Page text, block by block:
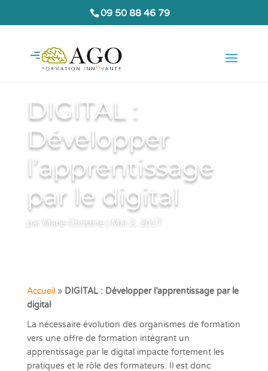
09 50 88 46 79
DIGITAL :
Développer
l’apprentissage
par le digital
par Marie-Christine Mar 2, 2017
Accueil» DIGITAL : Développer l’apprentissage par le
digital
La nécessaire évolution des organismes de formation
vers une offre de formation intégrant un
apprentissage par le digital impacte fortement les
pratiques et le rôle des formateurs. Il est donc